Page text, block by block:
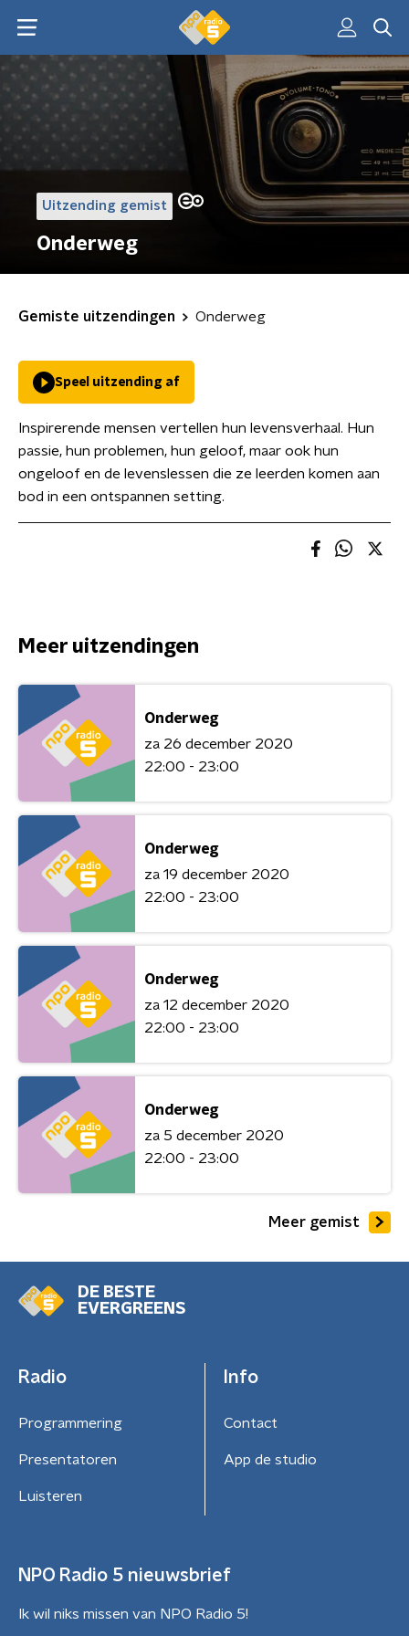
Uitzending gemist
Onderweg
Gemiste uitzendingen Onderweg
Speel uitzending af
Inspirerende mensen vertellen hun levensverhaal. Hun
passie, hun problemen, hun geloof, maar ook hun
ongeloof en de levenslessen die ze leerden komen aan
bod in een ontspannen setting.
Meer uitzendingen
Onderweg
za 26 december 2020
22:00 - 23:00
Onderweg
za 19 december 2020
22:00 - 23:00
Onderweg
za 12 december 2020
22:00 - 23:00
Onderweg
za 5 december 2020
22:00 - 23:00
Meer gemist
DE BESTE
EVERGREENS
Radio
Programmering
Presentatoren
Luisteren
Info
Contact
App de studio
NPO Radio 5 nieuwsbrief
Ik wil niks missen van NPO Radio 5!